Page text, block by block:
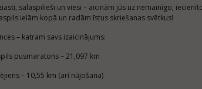
salaspilieši un viesi – aicinām jūs uz nemainīgo,
ielām kopā un radām īstus skriešanas svētkus!
– katram savs izaicinājums:
pusmaratons – 21,097 km
– 10,55 km (arī nūjošana)